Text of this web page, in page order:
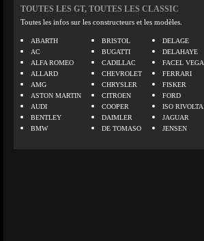
TOUTES LES GT, TOUTES LES CLASSIC
Toutes les infos sur les constructeurs et les modèles.
ABARTH
AC
ALFA ROMEO
ALLARD
AMG
ASTON MARTIN
AUDI
BENTLEY
BMW
BRISTOL
BUGATTI
CADILLAC
CHEVROLET
CHRYSLER
CITROEN
COOPER
DAIMLER
DE TOMASO
DELAGE
DELAHAYE
FACEL VEGA
FERRARI
FISKER
FORD
ISO RIVOLTA
JAGUAR
JENSEN